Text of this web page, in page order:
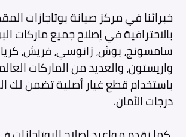
خبرائنا في مركز صيانة بوتاجازات
بالاحترافية في إصلاح جميع ماركات
سامسونج، بوش، زانوسي، فريش،
واريستون، والعديد من الماركات
باستخدام قطع غيار أصلية تضمن لك
درجات الأمان.